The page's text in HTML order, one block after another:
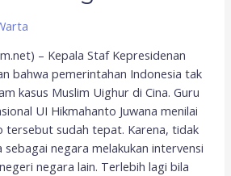
– Kepala Staf Kepresidenan
bahwa pemerintahan Indonesia tak
kasus Muslim Uighur di Cina. Guru
UI Hikmahanto Juwana menilai
tersebut sudah tepat. Karena, tidak
sebagai negara melakukan intervensi
negara lain. Terlebih lagi bila